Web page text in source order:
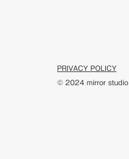
PRIVACY POLICY
© 2024 mirror studio.